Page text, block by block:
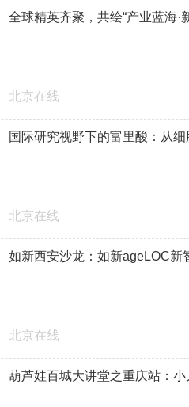
全球精英齐聚，共绘“产业蓝海·
北京在线
国际研究视野下的富里酸：从
北京在线
如新西安沙龙：如新ageLOC新
北京在线
葫芦娃百城大讲堂之重庆站：